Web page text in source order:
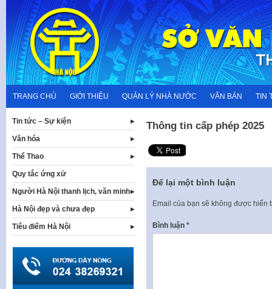
content
TRANG CHỦ GIỚI THIỆU QUẢN LÝ NHÀ NƯỚC VĂN BẢN TIN
Thông tin cấp phép 2025
Để lại một bình luận
Email của bạn sẽ không được hiển
Bình luận *
Tin tức – Sự kiện
Văn hóa
Thể Thao
Quy tắc ứng xử
Người Hà Nội thanh lịch, văn minh
Hà Nội đẹp và chưa đẹp
Tiêu điểm Hà Nội